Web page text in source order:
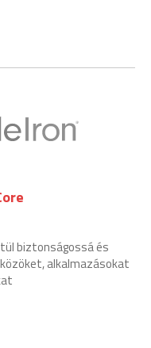
biztonságossá és
alkalmazásokat